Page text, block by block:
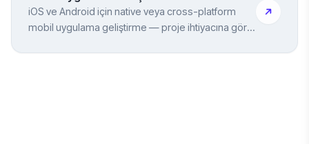
iOS ve Android için native veya cross-platform
mobil uygulama geliştirme — proje ihtiyacına göre